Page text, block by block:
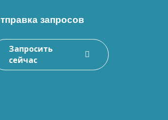
запросов
Запросить
сейчас